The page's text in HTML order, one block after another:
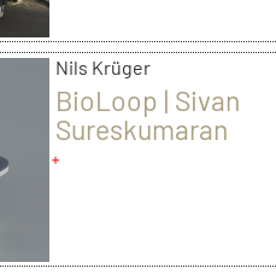
Nils Krüger
BioLoop | Sivan
Sureskumaran